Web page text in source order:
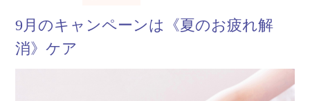
9月のキャンペーンは《夏のお疲れ解
消》ケア